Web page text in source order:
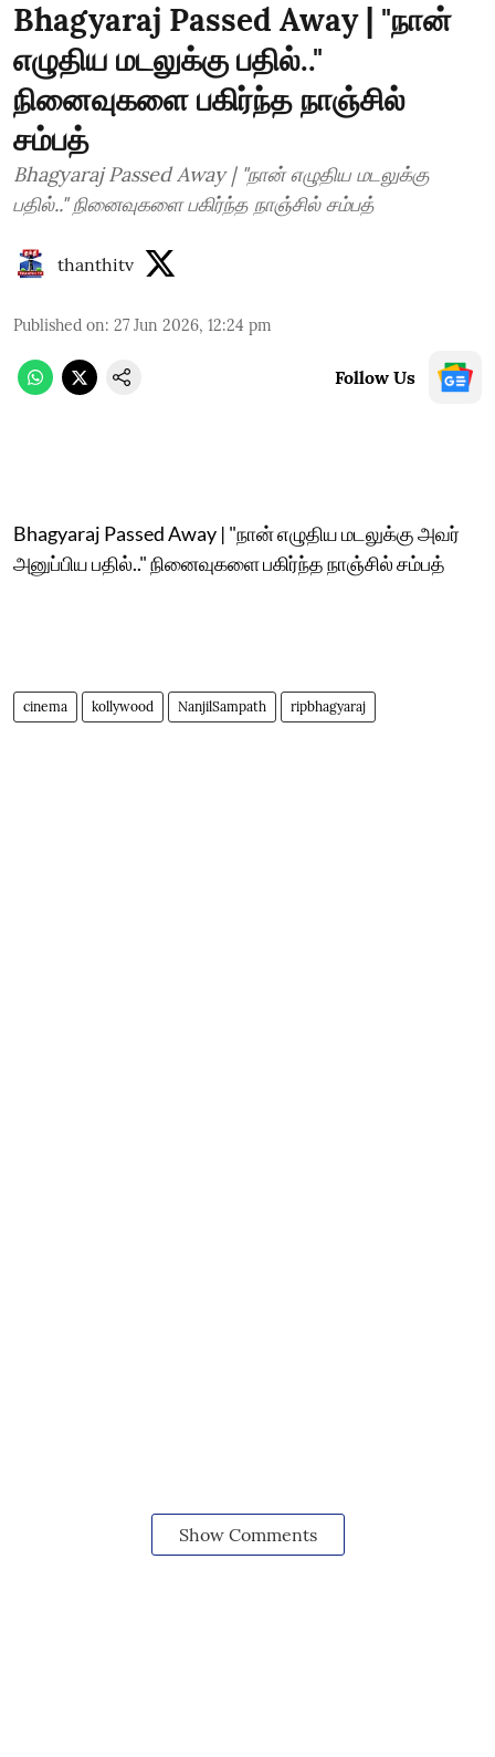
Bhagyaraj Passed Away | "நான்
எழுதிய மடலுக்கு பதில்.."
நினைவுகளை பகிர்ந்த நாஞ்சில்
சம்பத்
Bhagyaraj Passed Away | "நான் எழுதிய மடலுக்கு
பதில்.." நினைவுகளை பகிர்ந்த நாஞ்சில் சம்பத்
thanthitv
Published on: 27 Jun 2026, 12:24 pm
Follow Us
Bhagyaraj Passed Away | "நான் எழுதிய மடலுக்கு அவர்
அனுப்பிய பதில்.." நினைவுகளை பகிர்ந்த நாஞ்சில் சம்பத்
cinema kollywood NanjilSampath ripbhagyaraj
Show Comments